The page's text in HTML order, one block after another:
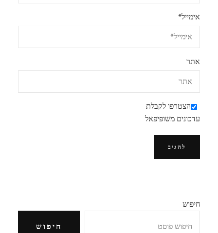
אימייל*
אתר
הצטרפו לקבלת
עדכונים משופּיפּאל
חיפוש
חיפוש